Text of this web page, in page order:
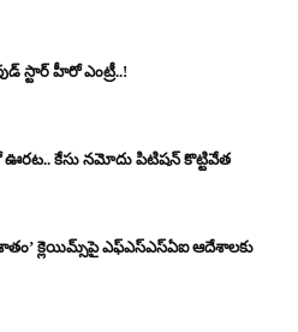
స్టార్ హీరో ఎంట్రీ..!
ఊరట.. కేసు నమోదు పిటిషన్ కొట్టివేత
శాతం’ క్లెయిమ్స్‌పై ఎఫ్‌ఎస్‌ఎస్‌ఏఐ ఆదేశాలకు